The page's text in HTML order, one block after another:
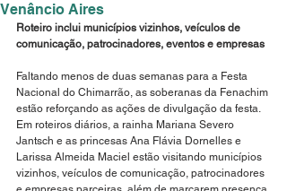
Venâncio Aires
Roteiro inclui municípios vizinhos, veículos de
comunicação, patrocinadores, eventos e empresas
Faltando menos de duas semanas para a Festa
Nacional do Chimarrão, as soberanas da Fenachim
estão reforçando as ações de divulgação da festa.
Em roteiros diários, a rainha Mariana Severo
Jantsch e as princesas Ana Flávia Dornelles e
Larissa Almeida Maciel estão visitando municípios
vizinhos, veículos de comunicação, patrocinadores